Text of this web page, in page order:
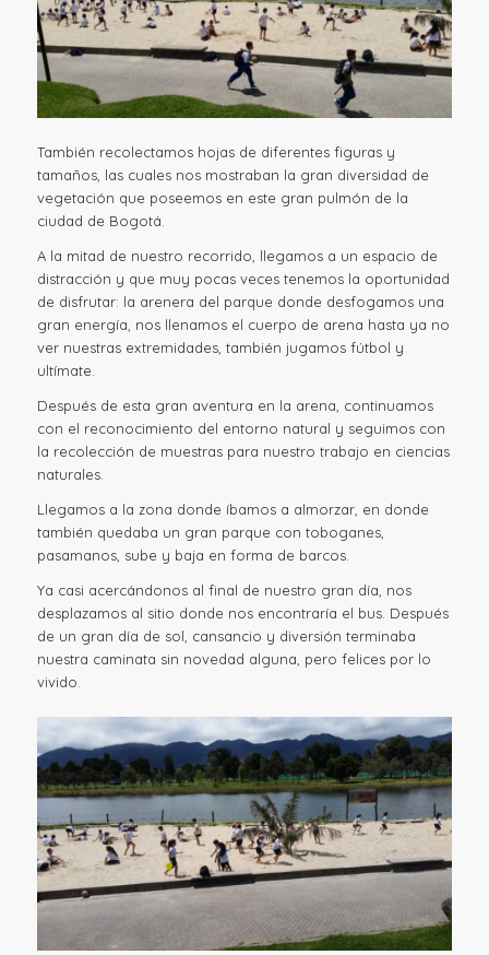
También recolectamos hojas de diferentes figuras y
tamaños, las cuales nos mostraban la gran diversidad de
vegetación que poseemos en este gran pulmón de la
ciudad de Bogotá.
A la mitad de nuestro recorrido, llegamos a un espacio de
distracción y que muy pocas veces tenemos la oportunidad
de disfrutar: la arenera del parque donde desfogamos una
gran energía, nos llenamos el cuerpo de arena hasta ya no
ver nuestras extremidades, también jugamos fútbol y
ultímate.
Después de esta gran aventura en la arena, continuamos
con el reconocimiento del entorno natural y seguimos con
la recolección de muestras para nuestro trabajo en ciencias
naturales.
Llegamos a la zona donde íbamos a almorzar, en donde
también quedaba un gran parque con toboganes,
pasamanos, sube y baja en forma de barcos.
Ya casi acercándonos al final de nuestro gran día, nos
desplazamos al sitio donde nos encontraría el bus. Después
de un gran día de sol, cansancio y diversión terminaba
nuestra caminata sin novedad alguna, pero felices por lo
vivido.